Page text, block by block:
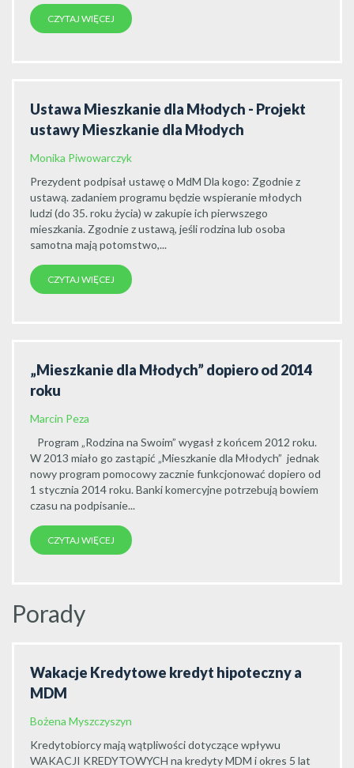
CZYTAJ WIĘCEJ
Ustawa Mieszkanie dla Młodych - Projekt
ustawy Mieszkanie dla Młodych
Monika Piwowarczyk
Prezydent podpisał ustawę o MdM Dla kogo: Zgodnie z
ustawą. zadaniem programu będzie wspieranie młodych
ludzi (do 35. roku życia) w zakupie ich pierwszego
mieszkania. Zgodnie z ustawą, jeśli rodzina lub osoba
samotna mają potomstwo,...
CZYTAJ WIĘCEJ
„Mieszkanie dla Młodych” dopiero od 2014
roku
Marcin Peza
Program „Rodzina na Swoim” wygasł z końcem 2012 roku.
W 2013 miało go zastąpić „Mieszkanie dla Młodych” jednak
nowy program pomocowy zacznie funkcjonować dopiero od
1 stycznia 2014 roku. Banki komercyjne potrzebują bowiem
czasu na podpisanie...
CZYTAJ WIĘCEJ
Porady
Wakacje Kredytowe kredyt hipoteczny a
MDM
Bożena Myszczyszyn
Kredytobiorcy mają wątpliwości dotyczące wpływu
WAKACJI KREDYTOWYCH na kredyty MDM i okres 5 lat